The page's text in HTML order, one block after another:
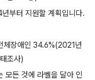
부터 지원할 계획입니다.
장애인 34.6%(2021년
조사)
든 것에 라벨을 달아 인